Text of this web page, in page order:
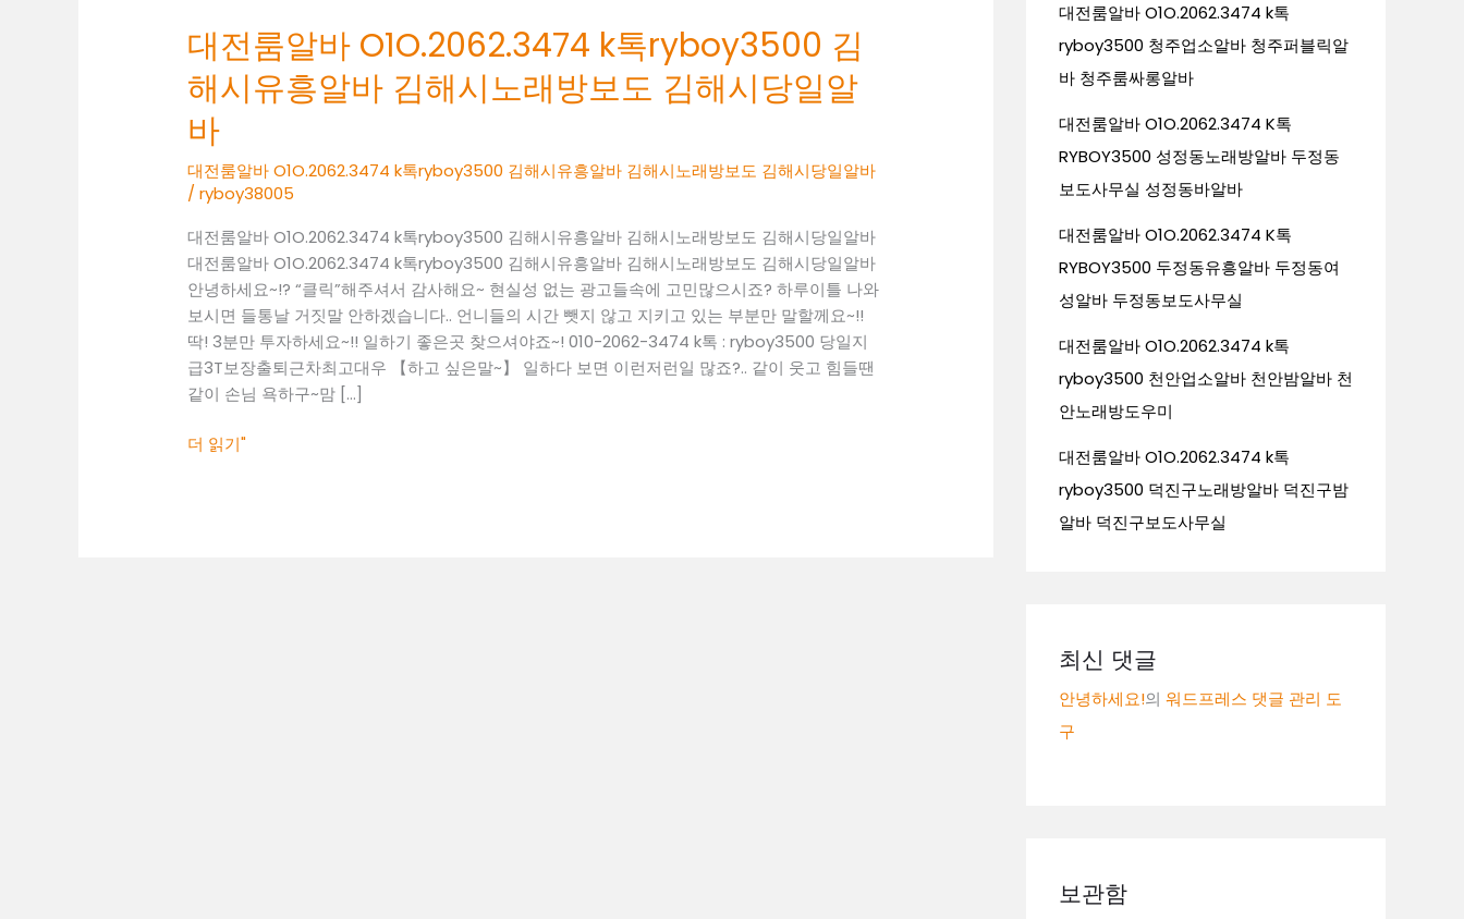
대전룸알바 O1O.2062.3474 k톡ryboy3500 김
해시유흥알바 김해시노래방보도 김해시당일알
바
대전룸알바 O1O.2062.3474 k톡ryboy3500 김해시유흥알바 김해시노래방보도 김해시당일알바
/ryboy38005
대전룸알바 O1O.2062.3474 k톡ryboy3500 김해시유흥알바 김해시노래방보도 김해시당일알바
대전룸알바 O1O.2062.3474 k톡ryboy3500 김해시유흥알바 김해시노래방보도 김해시당일알바
안녕하세요~!? “클릭”해주셔서 감사해요~ 현실성 없는 광고들속에 고민많으시죠? 하루이틀 나와
보시면 들통날 거짓말 안하겠습니다.. 언니들의 시간 뺏지 않고 지키고 있는 부분만 말할께요~!!
딱! 3분만 투자하세요~!! 일하기 좋은곳 찾으셔야죠~! 010-2062-3474 k톡 : ryboy3500 당일지
급3T보장출퇴근차최고대우 【하고 싶은말~】 일하다 보면 이런저런일 많죠?.. 같이 웃고 힘들땐
같이 손님 욕하구~맘 […]
알
O1O.2062.3474
k
톡
ryboy3500
김
시
유
흥
알
바
김
해
노
더 읽기"
대전룸알바 O1O.2062.3474 k톡
ryboy3500 청주업소알바 청주퍼블릭알
바 청주룸싸롱알바
대전룸알바 O1O.2062.3474 K톡
RYBOY3500 성정동노래방알바 두정동
보도사무실 성정동바알바
대전룸알바 O1O.2062.3474 K톡
RYBOY3500 두정동유흥알바 두정동여
성알바 두정동보도사무실
대전룸알바 O1O.2062.3474 k톡
ryboy3500 천안업소알바 천안밤알바 천
안노래방도우미
대전룸알바 O1O.2062.3474 k톡
ryboy3500 덕진구노래방알바 덕진구밤
알바 덕진구보도사무실
최신 댓글
안녕하세요!의 워드프레스 댓글 관리 도
구
보관함